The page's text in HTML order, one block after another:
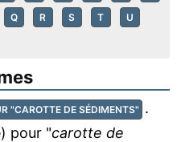
Q R S T U
"CAROTTE DE SÉDIMENTS" .
pour "carotte de